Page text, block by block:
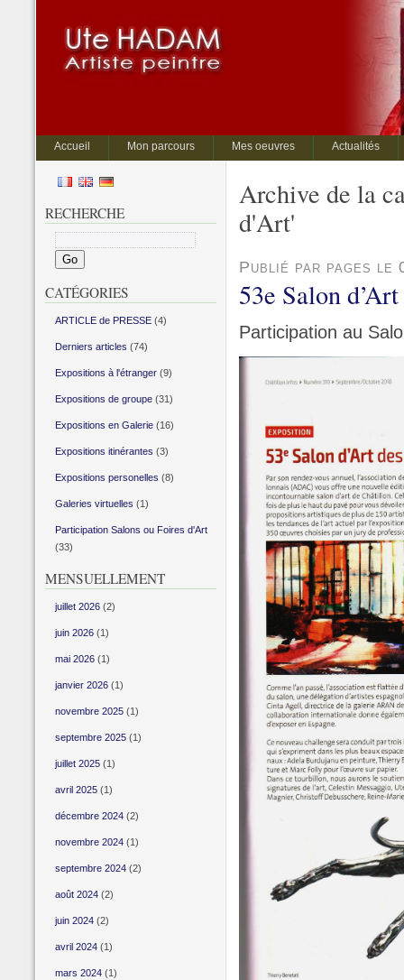
Accueil Mon parcours Mes oeuvres Actualités
Archive de la
d'Art'
Publié par pages le
53e Salon
Participation au
RECHERCHE
CATÉGORIES
ARTICLE de PRESSE(4)
Derniers articles (74)
Expositions à l'étranger(9)
Expositions de groupe(31)
Expositions en Galerie(16)
Expositions itinérantes (3)
Expositions personelles (8)
Galeries virtuelles (1)
Participation Salons ou Foires d'Art
(33)
MENSUELLEMENT
juillet 2026(2)
juin 2026(1)
mai 2026(1)
janvier 2026(1)
novembre 2025(1)
septembre 2025(1)
juillet 2025(1)
avril 2025(1)
décembre 2024(2)
novembre 2024(1)
septembre 2024(2)
août 2024(2)
juin 2024(2)
avril 2024(1)
mars 2024(1)